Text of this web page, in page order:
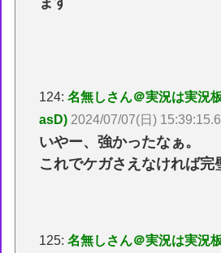
124:名無しさん＠実況は実況
asD) 2024/07/07(日)
いやー、強かったなぁ。
これでケガさえなければ完
125:名無しさん＠実況は実況